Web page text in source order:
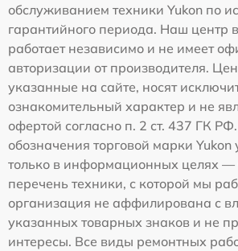
обслуживанием техники Yukon по
гарантийного периода. Наш центр
работает независимо и не имеет
авторизации от производителя.
указанные на сайте, носят
ознакомительный характер и не
офертой согласно п. 2 ст. 437 ГК
обозначения торговой марки
только в информационных целях —
перечень техники, с которой мы
организация не аффилирована с
указанных товарных знаков и не
интересы. Все виды ремонтных